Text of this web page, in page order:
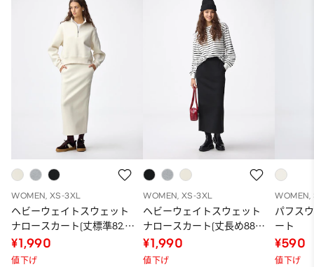
WOMEN, XS-3XL
ヘビーウェイトスウェット
ナロースカート(丈標準82.5
～89.5cm)
¥1,990
値下げ
WOMEN, XS-3XL
ヘビーウェイトスウェット
ナロースカート(丈長め88.5
～95.5cm)
¥1,990
値下げ
WOMEN,
パフス
ート
¥590
値下げ